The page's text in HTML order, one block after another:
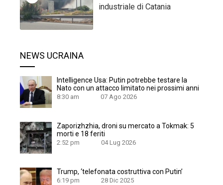
industriale di Catania
NEWS UCRAINA
Intelligence Usa: Putin potrebbe testare la
Nato con un attacco limitato nei prossimi anni
8:30 am 07 Ago 2026
Zaporizhzhia, droni su mercato a Tokmak: 5
morti e 18 feriti
2:52 pm 04 Lug 2026
Trump, ‘telefonata costruttiva con Putin’
6:19 pm 28 Dic 2025